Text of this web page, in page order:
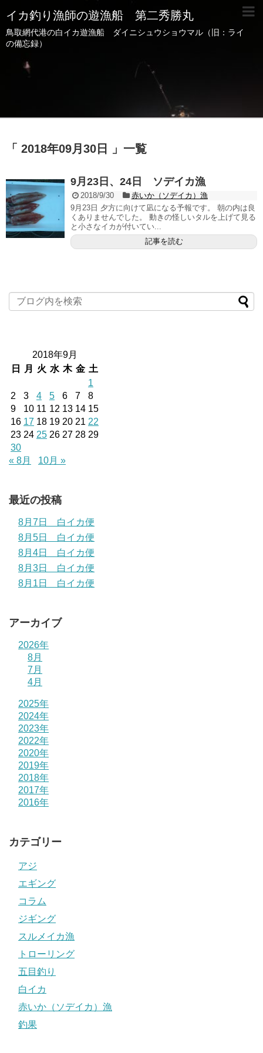
イカ釣り漁師の遊漁船 第二秀勝丸
鳥取網代港の白イカ遊漁船 ダイニシュウショウマル（旧：ライ
の備忘録）
「 2018年09月30日 」一覧
9月23日、24日 ソデイカ漁
2018/9/30
赤いか（ソデイカ）漁
9月23日 夕方に向けて凪になる予報です。 朝の内は良
くありませんでした。 動きの怪しいタルを上げて見る
と小さなイカが付いてい...
記事を読む
2018年9月
日
月 火 水 木 金 土
1
2
3 4 5 6 7
8
9
10 11 12 13 14 15
16 17 18 19 20 21 22
23 24 25 26 27 28 29
30
« 8月
10月 »
最近の投稿
8月7日 白イカ便
8月5日 白イカ便
8月4日 白イカ便
8月3日 白イカ便
8月1日 白イカ便
アーカイブ
2026年
8月
7月
4月
2025年
2024年
2023年
2022年
2020年
2019年
2018年
2017年
2016年
カテゴリー
アジ
エギング
コラム
ジギング
スルメイカ漁
トローリング
五目釣り
白イカ
赤いか（ソデイカ）漁
釣果